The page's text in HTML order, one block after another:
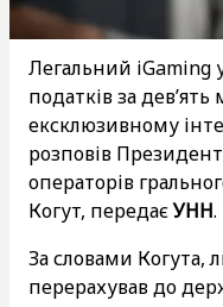
Легальний iGaming
податків за
ексклюзивному
розповів Президент
операторів
Когут, передаєУНН.
За словами Когута,
перерахував до